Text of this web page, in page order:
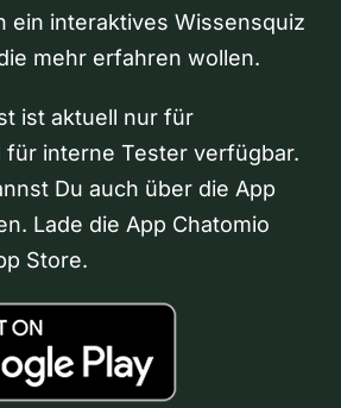
ein interaktives Wissensquiz
mehr erfahren wollen.
ist aktuell nur für
für interne Tester verfügbar.
Du auch über die App
Lade die App Chatomio
Store.